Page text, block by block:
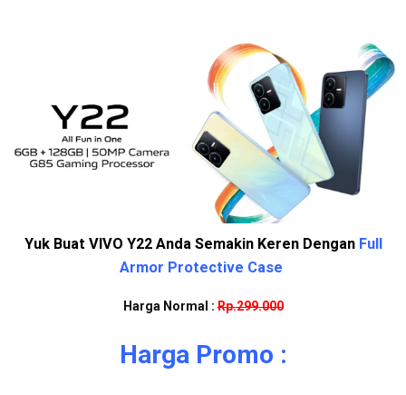
Yuk Buat VIVO Y22 Anda Semakin Keren Dengan Full
Armor Protective Case
Harga Normal :Rp.299.000
Harga Promo :